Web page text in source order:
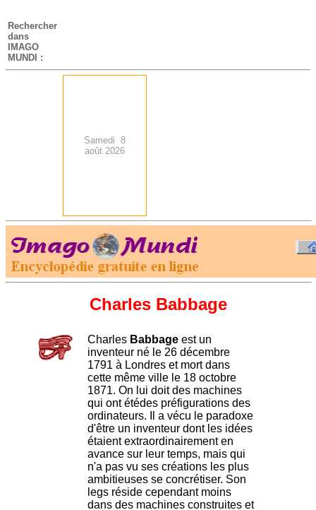
-
Rechercher
dans
IMAGO
MUNDI :
Samedi 8
août 2026
.
Charles Babbage
Charles Babbage est un
inventeur né le 26 décembre
1791 à Londres et mort dans
cette même ville le 18 octobre
1871. On lui doit des machines
qui ont étédes préfigurations des
ordinateurs. Il a vécu le paradoxe
d'être un inventeur dont les idées
étaient extraordinairement en
avance sur leur temps, mais qui
n'a pas vu ses créations les plus
ambitieuses se concrétiser. Son
legs réside cependant moins
dans des machines construites et